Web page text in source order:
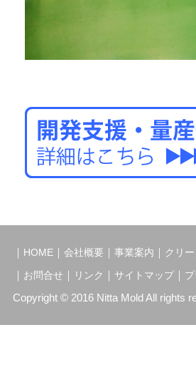
｜ HOME ｜ 会社概要 ｜ 事業案内 ｜ クリ
｜ お問合せ ｜ リンク ｜ サイトマップ｜
Copyright © 2016 Nitta Mold All rights